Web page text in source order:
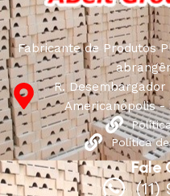
Fabricante de Produtos
R.
Americanópolis -
Política
Fale
(11)